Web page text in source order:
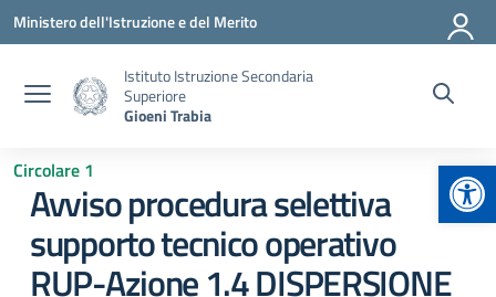
Vai ai contenuti
Vai al menu di navigazione
Vai al footer
Ministero dell'Istruzione e del Merito
Istituto Istruzione Secondaria
Superiore
Gioeni Trabia
Circolare 1
Avviso procedura selettiva
supporto tecnico operativo
RUP-Azione 1.4 DISPERSIONE